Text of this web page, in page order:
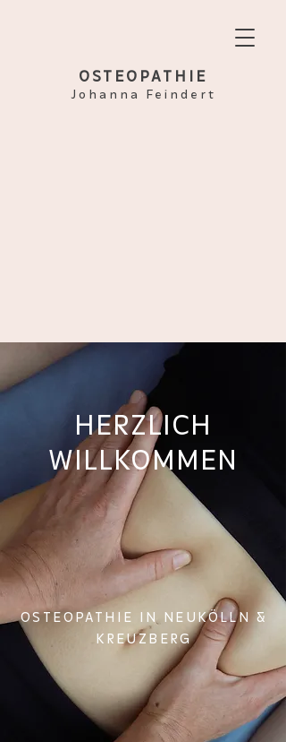
OSTEOPATHIE
Johanna Feindert
HERZLICH
WILLKOMMEN
OSTEOPATHIE IN NEUKÖLLN &
KREUZBERG